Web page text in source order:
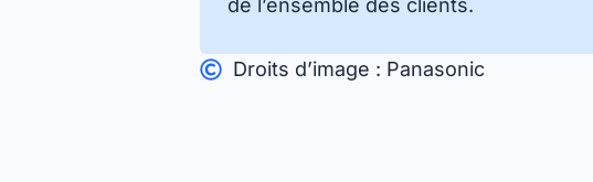
de l’ensemble des clients.
Droits d’image : Panasonic